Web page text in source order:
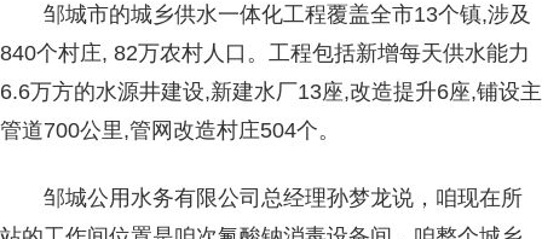
邹城市的城乡供水一体化工程覆盖全市13个镇,涉及
840个村庄, 82万农村人口。工程包括新增每天供水能力
6.6万方的水源井建设,新建水厂13座,改造提升6座,铺设主
管道700公里,管网改造村庄504个。
邹城公用水务有限公司总经理孙梦龙说，咱现在所